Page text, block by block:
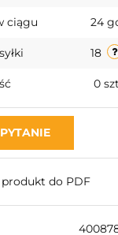
ciągu 24
18
0
do PDF